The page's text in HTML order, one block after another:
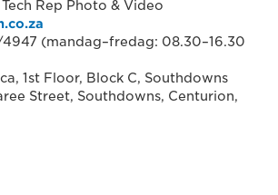
Rep Photo & Video
(mandag–fredag: 08.30–16.30
1st Floor, Block C, Southdowns
Street, Southdowns, Centurion,